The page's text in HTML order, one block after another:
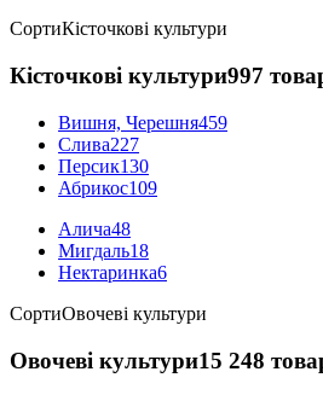
СортиКісточкові культури
Кісточкові культури997
Вишня, Черешня459
Слива227
Персик130
Абрикос109
Алича48
Мигдаль18
Нектаринка6
СортиОвочеві культури
Овочеві культури15 248